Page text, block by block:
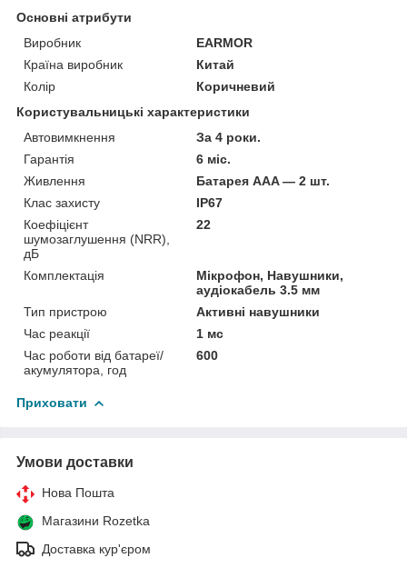
Основні атрибути
Виробник
EARMOR
Країна виробник
Китай
Колір
Коричневий
Користувальницькі характеристики
Автовимкнення
За 4 роки.
Гарантія
6 міс.
Живлення
Батарея AAA — 2 шт.
Клас захисту
IP67
Коефіцієнт
шумозаглушення (NRR),
дБ
22
Комплектація
Мікрофон, Навушники,
аудіокабель 3.5 мм
Тип пристрою
Активні навушники
Час реакції
1 мс
Час роботи від батареї/
акумулятора, год
600
Приховати
Умови доставки
Нова Пошта
Магазини Rozetka
Доставка кур'єром